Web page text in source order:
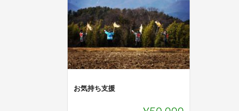
お気持ち支援